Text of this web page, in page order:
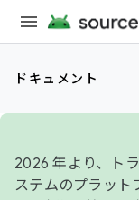
ドキュメント
2026 年より、ト
ステムのプラット